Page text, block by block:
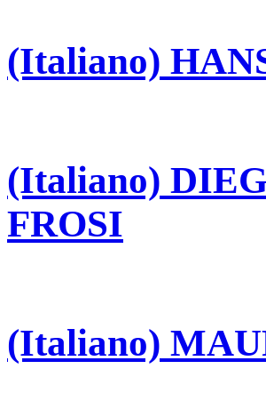
(Italiano)
(Italiano)
FROSI
(Italiano)